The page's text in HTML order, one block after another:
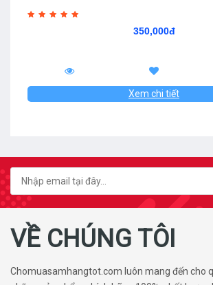
350,000đ
Xem chi tiết
VỀ CHÚNG TÔI
Chomuasamhangtot.com luôn mang đến cho